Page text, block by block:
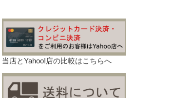
当店とYahoo!店の比較はこちらへ